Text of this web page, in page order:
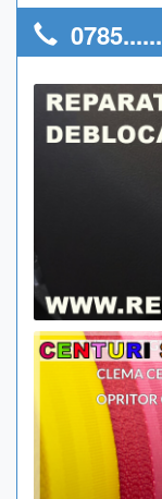
0785......